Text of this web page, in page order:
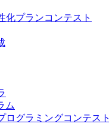
化プランコンテスト
ム
ログラミングコンテスト